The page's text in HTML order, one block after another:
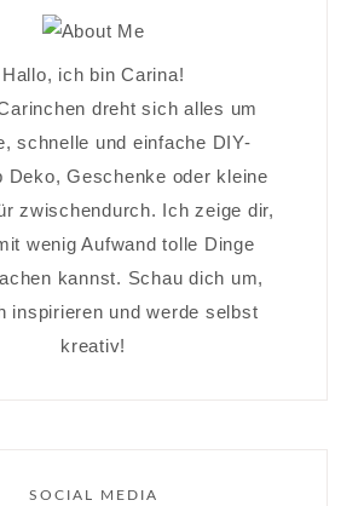
Hallo, ich bin Carina!
dreht sich alles um
schnelle und einfache DIY-
Deko, Geschenke oder kleine
zwischendurch. Ich zeige dir,
wenig Aufwand tolle Dinge
kannst. Schau dich um,
inspirieren und werde selbst
kreativ!
SOCIAL MEDIA